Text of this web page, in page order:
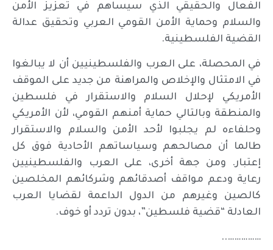
الفعال والحقيقي الذي سيساهم في تعزيز الأمن
والسلام وحماية الأمن القومي العربي وتحقيق عدالة
القضية الفلسطينية.
في المحصلة، على العرب والفلسطينيين أن لا يبالغوا
في الامتثال والإخلاص والمراهنة من جديد على الموقف
الأمريكي لإحلال السلام والاستقرار في فلسطين
والمنطقة وبالتالي حماية أمنهم القومي، لأن الأمريكي
وحلفاءه لم يجلبوا لأحد الأمن والسلام والاستقرار
طالما أن مصالحهم وسياساتهم الأحادية فوق كل
إعتبار. ومن جهة أخرى، على العرب والفلسطينيين
رعاية ودعم مواقف أصدقائهم وشركائهم المخلصين
كالصين وغيرهم من الدول الداعمة لقضايا العرب
العادلة “قضية فلسطين”، بدون تردد أو خوف.
……………..